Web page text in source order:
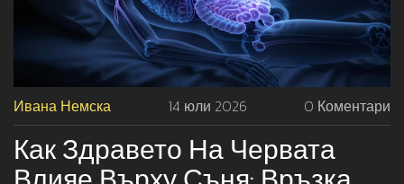
Ивана Немска 14 юли 2026 0 Коментари
Как Здравето На Червата